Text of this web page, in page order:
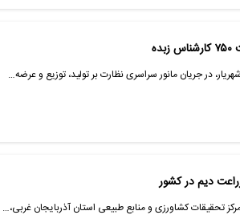
در جریان‌ مانور سراسری نظارت بر تولید، توزیع و عرضه…
دیم در کشور
تحقیقات کشاورزی و منابع طبیعی استان آذربایجان غربی،…